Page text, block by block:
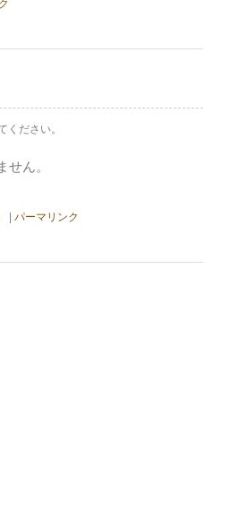
ださい。
ん。
パーマリンク